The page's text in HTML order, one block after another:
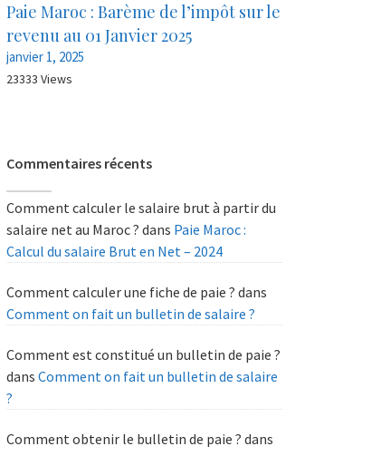
Paie Maroc : Barème de l’impôt sur le
revenu au 01 Janvier 2025
janvier 1, 2025
23333 Views
Commentaires récents
Comment calculer le salaire brut à partir du
salaire net au Maroc ? dans Paie Maroc :
Calcul du salaire Brut en Net – 2024
Comment calculer une fiche de paie ? dans
Comment on fait un bulletin de salaire ?
Comment est constitué un bulletin de paie ?
dansComment on fait un bulletin de salaire
?
Comment obtenir le bulletin de paie ? dans